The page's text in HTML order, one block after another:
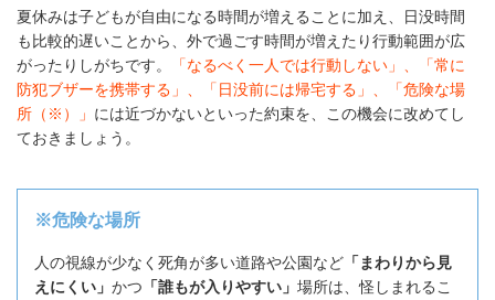
夏休みは子どもが自由になる時間が増えることに加え、日没時間
も比較的遅いことから、外で過ごす時間が増えたり行動範囲が広
がったりしがちです。
「なるべく一人では行動しない」、「常に
防犯ブザーを携帯する」、「日没前には帰宅する」、「危険な場
所（※）」 には近づかないといった約束を、この機会に改めてし
ておきましょう。
※危険な場所
人の視線が少なく死角が多い道路や公園など 「まわりから見
えにくい」 かつ 「誰もが入りやすい」 場所は、怪しまれるこ